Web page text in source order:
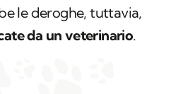
le deroghe, tuttavia,
da un veterinario.